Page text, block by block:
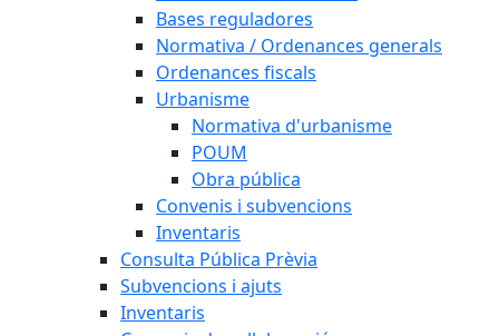
Bases reguladores
Normativa / Ordenances generals
Ordenances fiscals
Urbanisme
Normativa d'urbanisme
POUM
Obra pública
Convenis i subvencions
Inventaris
Consulta Pública Prèvia
Subvencions i ajuts
Inventaris